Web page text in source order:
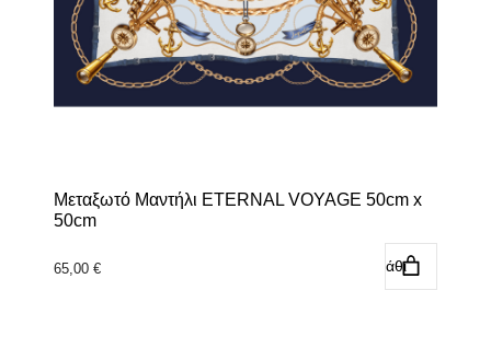
Μεταξωτό Μαντήλι ETERNAL VOYAGE 50cm x
50cm
65,00 € Προσθήκη στο καλάθι